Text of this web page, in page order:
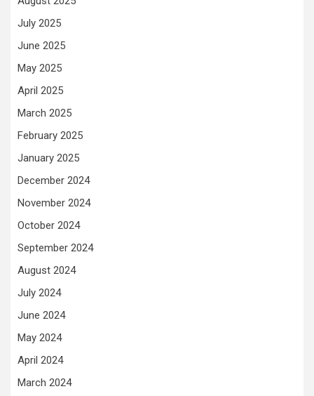
July 2025
June 2025
May 2025
April 2025
March 2025
February 2025
January 2025
December 2024
November 2024
October 2024
September 2024
August 2024
July 2024
June 2024
May 2024
April 2024
March 2024